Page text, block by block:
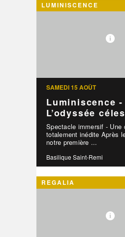
LUMINISCENCE
SAMEDI 15 AOÛT
Luminiscence -
L’odyssée
Spectacle immersif - Une
totalement inédite Après
notre première ...
Basilique Saint-Remi
REGALIA